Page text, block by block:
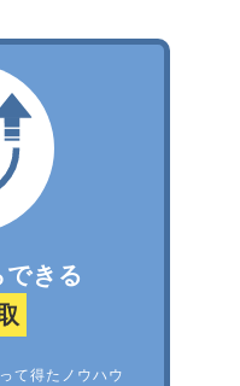
きる
て得たノウハウ